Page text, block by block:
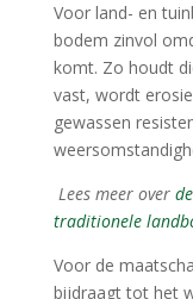
Voor land- en
bodem zinvol
komt. Zo houdt
vast, wordt
gewassen
Lees meer over
traditionele
Voor de
bijdraagt tot het